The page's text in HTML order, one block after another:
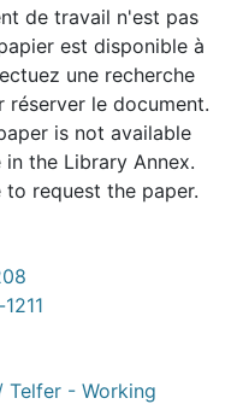
de travail n'est pas
est disponible à
une recherche
le document.
is not available
the Library Annex.
request the paper.
- Working